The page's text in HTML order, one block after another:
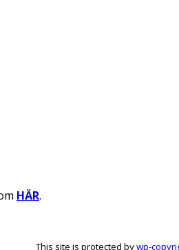
HÄR.
This site is protected bywp-